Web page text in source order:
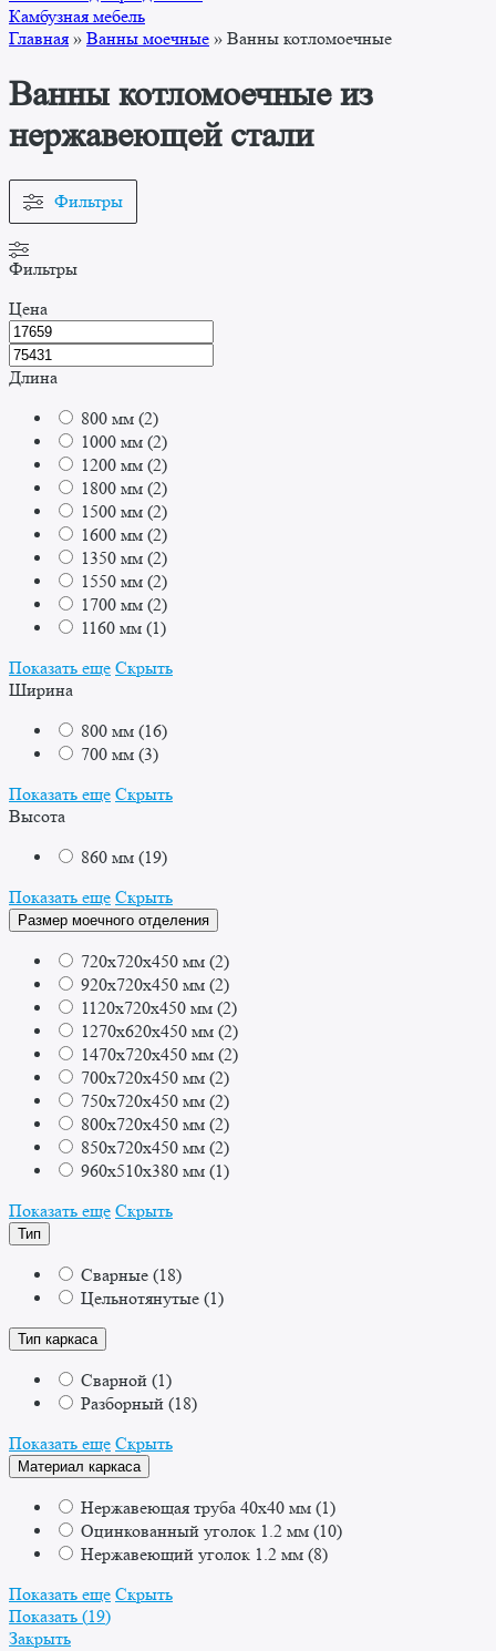
Камбузная мебель
Главная » Ванны моечные » Ванны котломоечные
Ванны котломоечные из
нержавеющей стали
Фильтры
Фильтры
Цена
Длина
800 мм (2)
1000 мм (2)
1200 мм (2)
1800 мм (2)
1500 мм (2)
1600 мм (2)
1350 мм (2)
1550 мм (2)
1700 мм (2)
1160 мм (1)
Показать еще Скрыть
Ширина
800 мм (16)
700 мм (3)
Показать еще Скрыть
Высота
860 мм (19)
Показать еще Скрыть
Размер моечного отделения
720x720x450 мм (2)
920x720x450 мм (2)
1120x720x450 мм (2)
1270x620x450 мм (2)
1470x720x450 мм (2)
700x720x450 мм (2)
750x720x450 мм (2)
800x720x450 мм (2)
850x720x450 мм (2)
960x510x380 мм (1)
Показать еще Скрыть
Тип
Сварные (18)
Цельнотянутые (1)
Тип каркаса
Сварной (1)
Разборный (18)
Показать еще Скрыть
Материал каркаса
Нержавеющая труба 40х40 мм (1)
Оцинкованный уголок 1.2 мм (10)
Нержавеющий уголок 1.2 мм (8)
Показать еще Скрыть
Показать (19)
Закрыть